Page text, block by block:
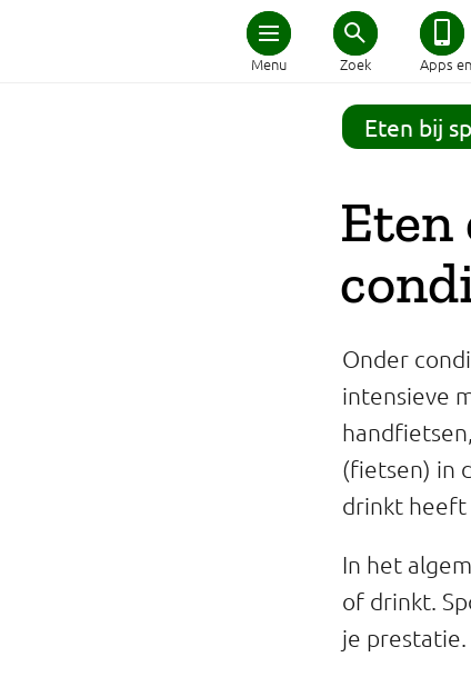
Menu Zoek Apps
Home
Schijf van Vijf
Afvallen
Zwanger en kind
Duurzaam eten
Veilig eten
Professionals
Eetomgevingen
Eten bij
Eten
Onder
intensieve
(fietsen) in
drinkt heeft
In het
of drinkt.
je prestatie.